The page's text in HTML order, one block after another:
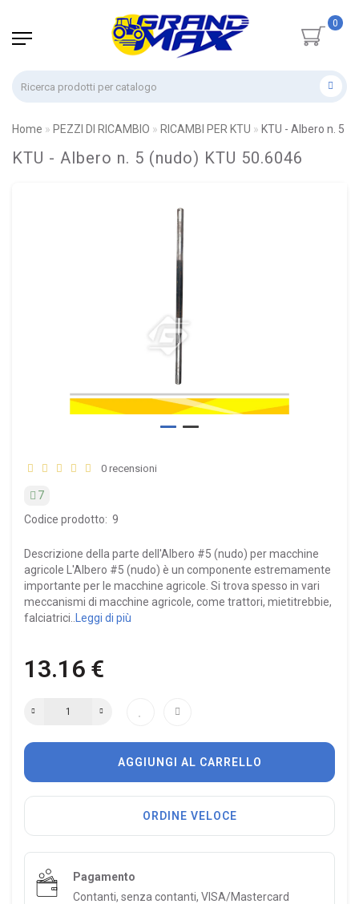
0
Home PEZZI DI RICAMBIO RICAMBI PER KTU KTU - Albero n. 5
KTU - Albero n. 5 (nudo) KTU 50.6046
0 recensioni
7
Codice prodotto: 9
Descrizione della parte dell'Albero #5 (nudo) per macchine
agricole L'Albero #5 (nudo) è un componente estremamente
importante per le macchine agricole. Si trova spesso in vari
meccanismi di macchine agricole, come trattori, mietitrebbie,
falciatrici..
Leggi di più
13.16 €
AGGIUNGI AL CARRELLO
ORDINE VELOCE
Pagamento
Contanti, senza contanti, VISA/Mastercard